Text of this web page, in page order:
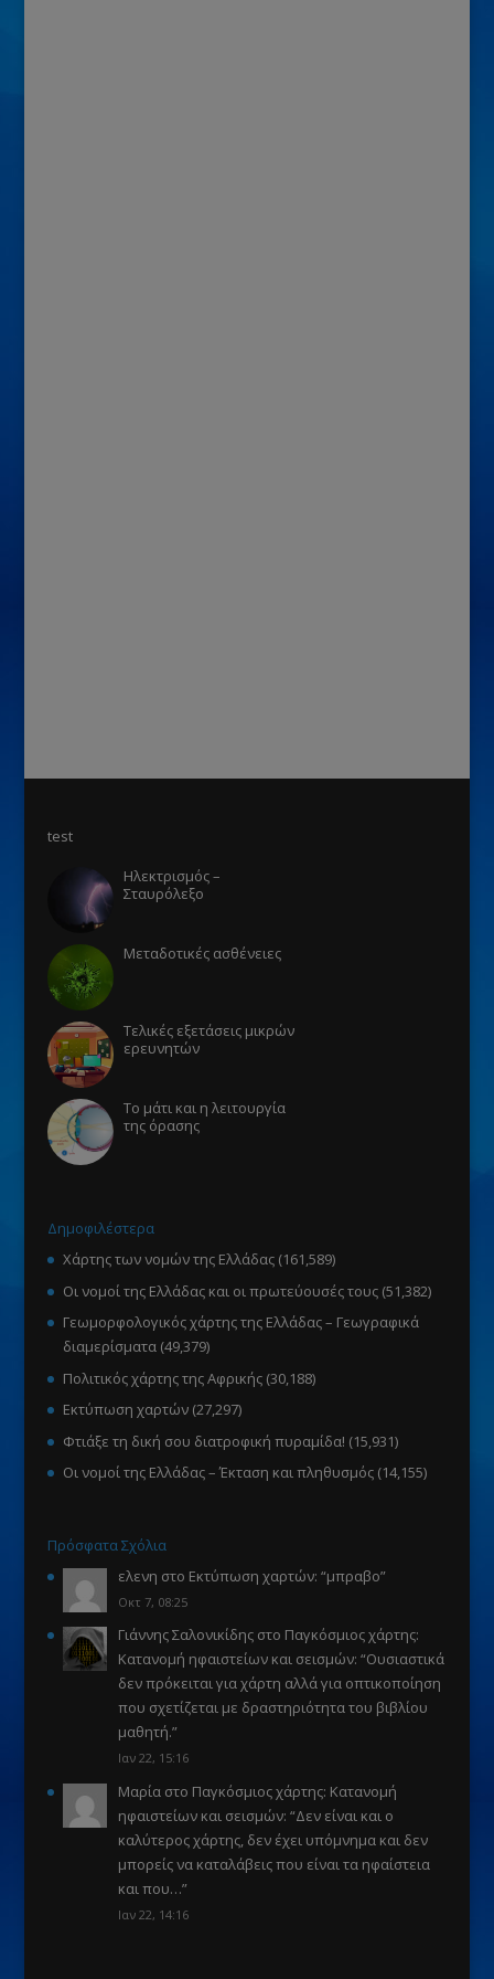
test
Ηλεκτρισμός –
Σταυρόλεξο
Μεταδοτικές ασθένειες
Τελικές εξετάσεις μικρών
ερευνητών
Το μάτι και η λειτουργία
της όρασης
Δημοφιλέστερα
Χάρτης των νομών της Ελλάδας (161,589)
Οι νομοί της Ελλάδας και οι πρωτεύουσές τους (51,382)
Γεωμορφολογικός χάρτης της Ελλάδας – Γεωγραφικά
διαμερίσματα (49,379)
Πολιτικός χάρτης της Αφρικής (30,188)
Εκτύπωση χαρτών (27,297)
Φτιάξε τη δική σου διατροφική πυραμίδα! (15,931)
Οι νομοί της Ελλάδας – Έκταση και πληθυσμός (14,155)
Πρόσφατα Σχόλια
ελενη στο Εκτύπωση χαρτών: “μπραβο”
Οκτ 7, 08:25
Γιάννης Σαλονικίδηςστο Παγκόσμιος χάρτης:
Κατανομή ηφαιστείων και σεισμών: “Ουσιαστικά
δεν πρόκειται για χάρτη αλλά για οπτικοποίηση
που σχετίζεται με δραστηριότητα του βιβλίου
μαθητή.”
Ιαν 22, 15:16
Μαρίαστο Παγκόσμιος χάρτης: Κατανομή
ηφαιστείων και σεισμών: “Δεν είναι και ο
καλύτερος χάρτης, δεν έχει υπόμνημα και δεν
μπορείς να καταλάβεις που είναι τα ηφαίστεια
και που…”
Ιαν 22, 14:16